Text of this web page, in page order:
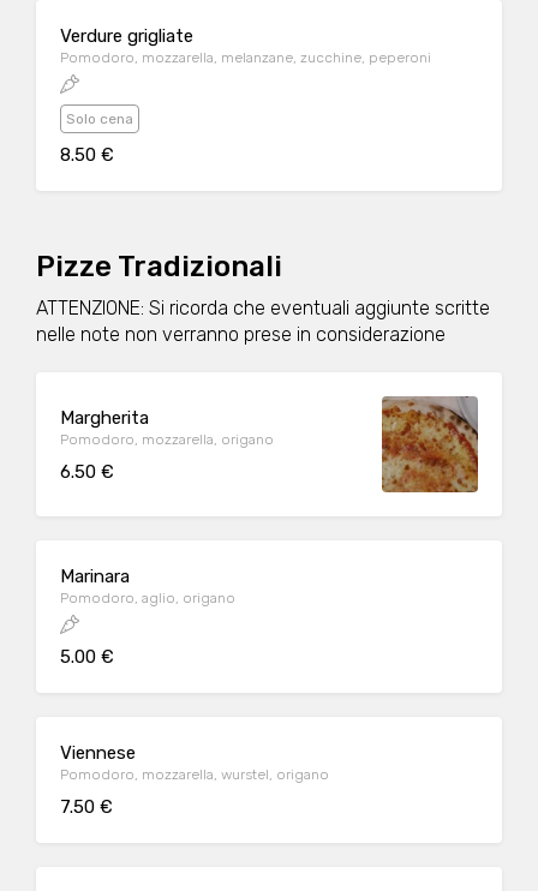
Verdure grigliate
Pomodoro, mozzarella, melanzane, zucchine, peperoni
Solo cena
8.50 €
Pizze Tradizionali
ATTENZIONE: Si ricorda che eventuali aggiunte scritte
nelle note non verranno prese in considerazione
Margherita
Pomodoro, mozzarella, origano
6.50 €
Marinara
Pomodoro, aglio, origano
5.00 €
Viennese
Pomodoro, mozzarella, wurstel, origano
7.50 €